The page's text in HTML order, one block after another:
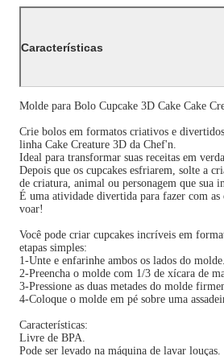
Características
Molde para Bolo Cupcake 3D Cake Cake
Crie bolos em formatos criativos e
linha Cake Creature 3D da Chef'n.
Ideal para transformar suas receitas em
Depois que os cupcakes esfriarem, solte a
de criatura, animal ou personagem que sua
É uma atividade divertida para fazer com as
voar!
Você pode criar cupcakes incríveis em
etapas simples:
1-Unte e enfarinhe ambos os lados do molde.
2-Preencha o molde com 1/3 de xícara de
3-Pressione as duas metades do molde
4-Coloque o molde em pé sobre uma
Características:
Livre de BPA.
Pode ser levado na máquina de lavar louças.